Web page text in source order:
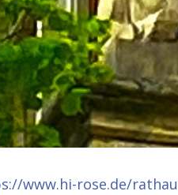
www.hi-rose.de/